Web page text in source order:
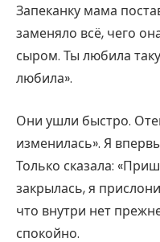
Запеканку мама
заменяло всё, чего
сыром. Ты любила
любила».
Они ушли быстро.
изменилась». Я
Только сказала:
закрылась, я
что внутри нет
спокойно.